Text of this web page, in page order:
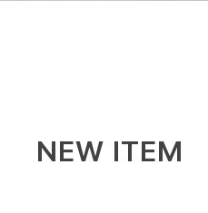
NEW ITEM